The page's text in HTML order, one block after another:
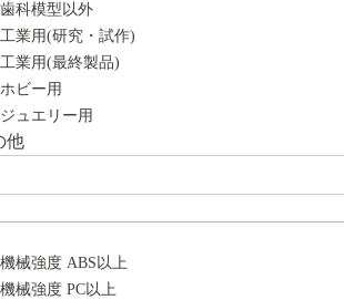
歯科模型以外
工業用(研究・試作)
工業用(最終製品)
ホビー用
ジュエリー用
他
機械強度 ABS以上
機械強度 PC以上